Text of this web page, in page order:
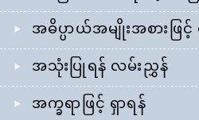
အဓိပ္ပာယ်အမျိုးအစားဖြင့်
အသုံးပြုရန် လမ်းညွှန်
အက္ခရာဖြင့် ရှာရန်